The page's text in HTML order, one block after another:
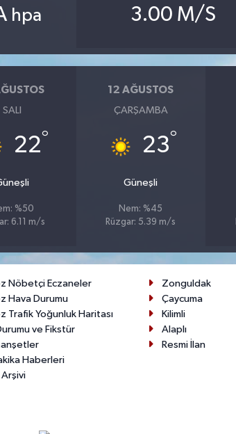
hpa 3.00 M/S
SALI
22°
%50
6.11 m/s
12 AĞUSTOS
ÇARŞAMBA
23°
Güneşli
Nem: %45
Rüzgar: 5.39 m/s
Nöbetçi Eczaneler
Hava Durumu
Trafik Yoğunluk Haritası
ve Fikstür
Haberleri
Zonguldak
Çaycuma
Kilimli
Alaplı
Resmi İlan